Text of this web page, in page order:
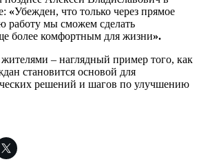
«Убежден, что только через прямое
работу мы сможем сделать
более комфортным для жизни».
– наглядный пример того, как
становится основой для
решений и шагов по улучшению